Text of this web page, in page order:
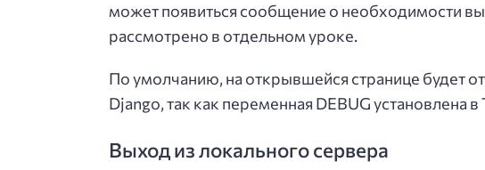
может появиться сообщение о необходимости
рассмотрено в отдельном уроке.
По умолчанию, на открывшейся странице будет
Django, так как переменная DEBUG установлена в
Выход из локального сервера